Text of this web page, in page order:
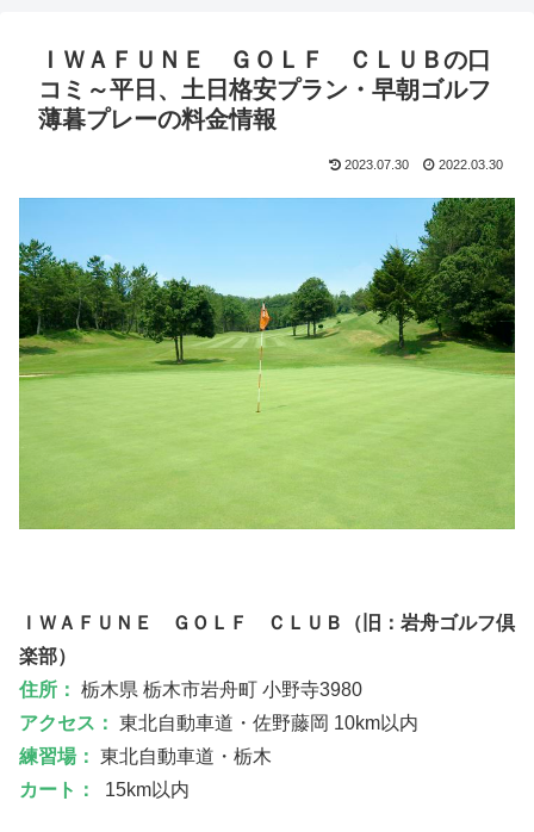
ＩＷＡＦＵＮＥ ＧＯＬＦ ＣＬＵＢの口
コミ～平日、土日格安プラン・早朝ゴルフ
薄暮プレーの料金情報
2023.07.30 2022.03.30
ＩＷＡＦＵＮＥ ＧＯＬＦ ＣＬＵＢ（旧：岩舟ゴルフ倶
楽部）
住所： 栃木県 栃木市岩舟町 小野寺3980
アクセス： 東北自動車道・佐野藤岡 10km以内
練習場： 東北自動車道・栃木
カート：
15km以内